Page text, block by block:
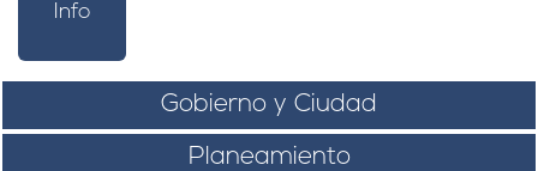
Info
Gobierno y Ciudad
Planeamiento